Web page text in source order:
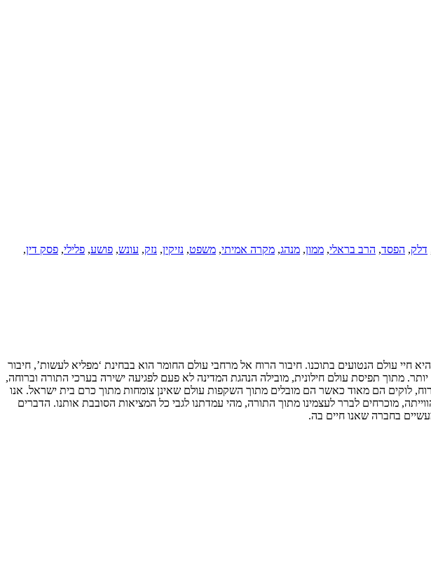
דלק, הפסד, הרב בראלי, ממון, מנהג, מקרה אמיתי, משפט, נזיקין, נזק, עונש, פושע, פלילי, פסק דין,
עולם הנטועים בתוכנו. חיבור הרוח אל מרחבי עולם החומר הוא בבחינת ‘מפליא לעשות’, חיבור
מתוך תפיסת עולם חילונית, מובילה הנהגת המדינה לא פעם לפגיעה ישירה בערכי התורה וברוחה,
לוקים הם מאוד כאשר הם מובלים מתוך השקפות עולם שאינן צומחות מתוך כרם בית ישראל. אנו
מוכרחים לברר לעצמינו מתוך התורה, מהי עמדתנו לגבי כל המציאות הסובבת אותנו. הדברים
בחברה שאנו חיים בה.